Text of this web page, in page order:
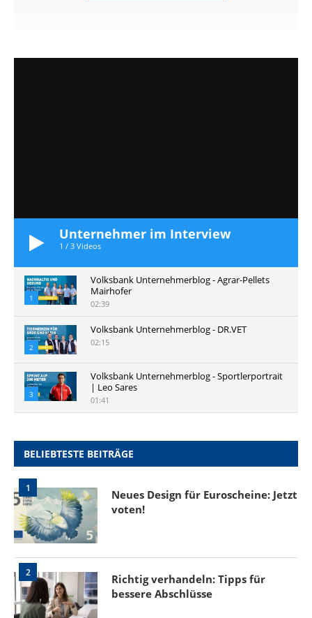
Unternehmer im Interview
1 / 3 Videos
1
Volksbank Unternehmerblog - Agrar-Pellets
Mairhofer
02:39
2
Volksbank Unternehmerblog - DR.VET
02:15
3
Volksbank Unternehmerblog - Sportlerportrait
| Leo Sares
01:41
BELIEBTESTE BEITRÄGE
1
Neues Design für Euroscheine: Jetzt
voten!
2
Richtig verhandeln: Tipps für
bessere Abschlüsse